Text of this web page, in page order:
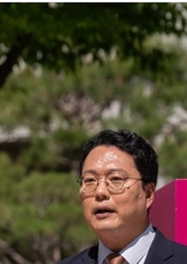
9
10